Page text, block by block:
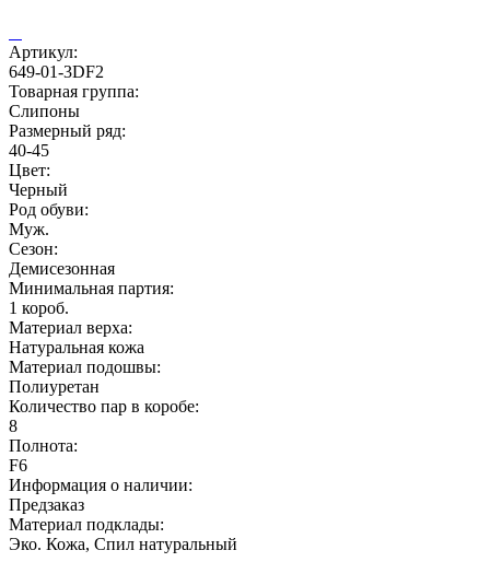
Артикул:
649-01-3DF2
Товарная группа:
Слипоны
Размерный ряд:
40-45
Цвет:
Черный
Род обуви:
Муж.
Сезон:
Демисезонная
Минимальная партия:
1 короб.
Материал верха:
Натуральная кожа
Материал подошвы:
Полиуретан
Количество пар в коробе:
8
Полнота:
F6
Информация о наличии:
Предзаказ
Материал подклады:
Эко. Кожа, Спил натуральный